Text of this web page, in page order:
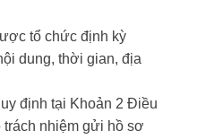
tổ chức định kỳ
dung, thời gian, địa
định tại Khoản 2 Điều
nhiệm gửi hồ sơ